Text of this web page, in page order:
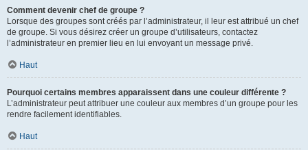
Comment devenir chef de groupe ?
Lorsque des groupes sont créés par l’administrateur, il leur est attribué un chef
de groupe. Si vous désirez créer un groupe d’utilisateurs, contactez
l’administrateur en premier lieu en lui envoyant un message privé.
Haut
Pourquoi certains membres apparaissent dans une couleur différente ?
L’administrateur peut attribuer une couleur aux membres d’un groupe pour les
rendre facilement identifiables.
Haut